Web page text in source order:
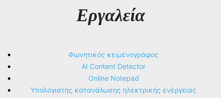
Εργαλεία
Φωνητικός κειμενογράφος
AI Content Detector
Online Notepad
Υπολογιστής κατανάλωσης ηλεκτρικής ενέργειας